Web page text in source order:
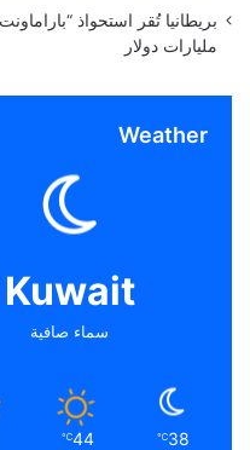
مليارات دولار
Weather
Kuwait
سماء صافية
38
℃
44
℃